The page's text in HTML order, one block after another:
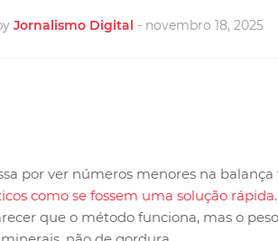
Jornalismo Digital - novembro 18, 2025
por ver números menores na
como se fossem uma solução rápida
que o método funciona, mas o